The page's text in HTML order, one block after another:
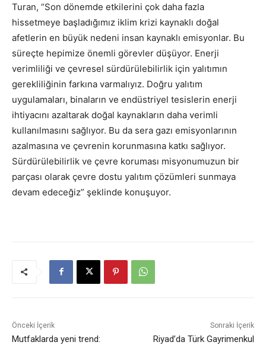
Turan, “Son dönemde etkilerini çok daha fazla
hissetmeye başladığımız iklim krizi kaynaklı doğal
afetlerin en büyük nedeni insan kaynaklı emisyonlar. Bu
süreçte hepimize önemli görevler düşüyor. Enerji
verimliliği ve çevresel sürdürülebilirlik için yalıtımın
gerekliliğinin farkına varmalıyız. Doğru yalıtım
uygulamaları, binaların ve endüstriyel tesislerin enerji
ihtiyacını azaltarak doğal kaynakların daha verimli
kullanılmasını sağlıyor. Bu da sera gazı emisyonlarının
azalmasına ve çevrenin korunmasına katkı sağlıyor.
Sürdürülebilirlik ve çevre koruması misyonumuzun bir
parçası olarak çevre dostu yalıtım çözümleri sunmaya
devam edeceğiz” şeklinde konuşuyor.
Önceki İçerik
Mutfaklarda yeni trend:
Sonraki İçerik
Riyad’da Türk Gayrimenkul